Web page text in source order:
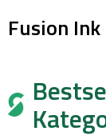
Fusion Ink